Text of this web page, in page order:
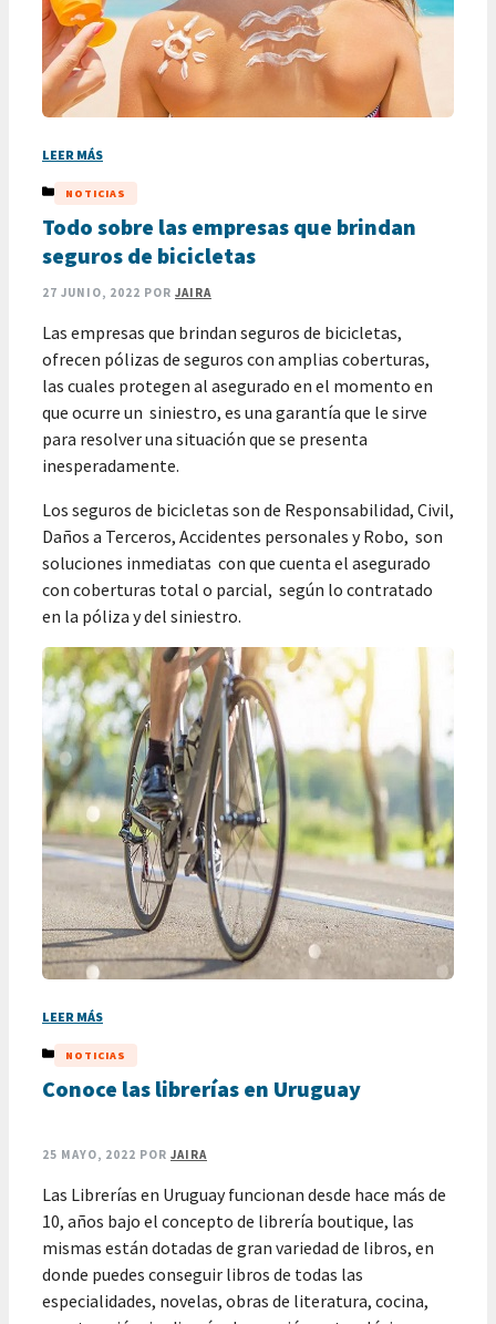
LEER MÁS
CATEGORÍAS
NOTICIAS
Todo sobre las empresas que brindan
seguros de bicicletas
27 JUNIO, 2022 POR JAIRA
Las empresas que brindan seguros de bicicletas,
ofrecen pólizas de seguros con amplias coberturas,
las cuales protegen al asegurado en el momento en
que ocurre un siniestro, es una garantía que le sirve
para resolver una situación que se presenta
inesperadamente.
Los seguros de bicicletas son de Responsabilidad, Civil,
Daños a Terceros, Accidentes personales y Robo, son
soluciones inmediatas con que cuenta el asegurado
con coberturas total o parcial, según lo contratado
en la póliza y del siniestro.
LEER MÁS
CATEGORÍAS
NOTICIAS
Conoce las librerías en Uruguay
25 MAYO, 2022 POR JAIRA
Las Librerías en Uruguay funcionan desde hace más de
10, años bajo el concepto de librería boutique, las
mismas están dotadas de gran variedad de libros, en
donde puedes conseguir libros de todas las
especialidades, novelas, obras de literatura, cocina,